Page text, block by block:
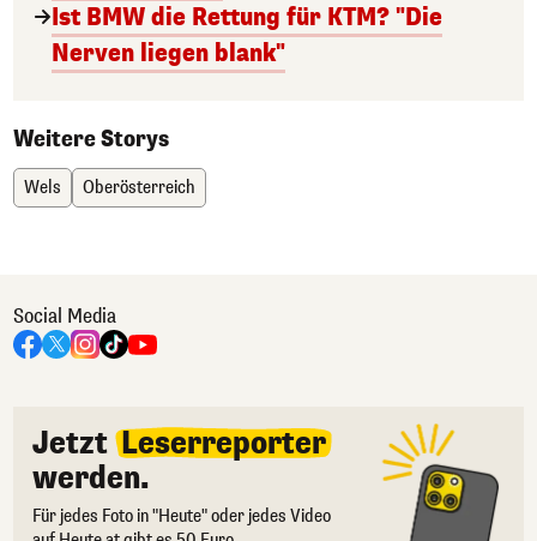
Ist BMW die Rettung für KTM? "Die
Nerven liegen blank"
Weitere Storys
Wels Oberösterreich
Social Media
Jetzt Leserreporter
werden.
Für jedes Foto in "Heute" oder jedes Video